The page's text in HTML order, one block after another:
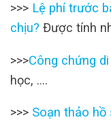
>>> Lệ phí trước
chịu? Được tính
>>>Công chứng
học, ….
>>> Soạn thảo hồ